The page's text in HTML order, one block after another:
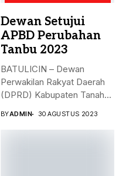
Dewan Setujui
APBD Perubahan
Tanbu 2023
BATULICIN – Dewan
Perwakilan Rakyat Daerah
(DPRD) Kabupaten Tanah
BYADMIN 30 AGUSTUS 2023